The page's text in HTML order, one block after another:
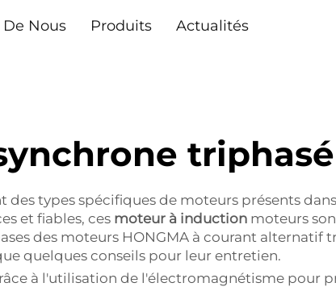
Nous Produits
Actualités
triphasé
types spécifiques de moteurs présents
et fiables, ces moteur à induction moteurs
des moteurs HONGMA à courant alternatif
quelques conseils pour leur entretien.
à l'utilisation de l'électromagnétisme pour